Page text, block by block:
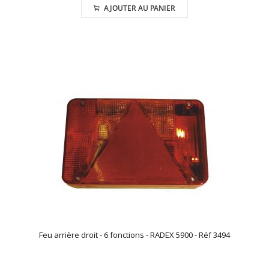
AJOUTER AU PANIER
Feu arrière droit - 6 fonctions - RADEX 5900 - Réf 3494